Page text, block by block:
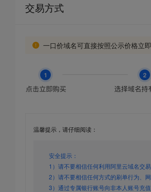
交易方式
一口价域名可直接按照公示价格立
温馨提示，请仔细阅读：
安全提示：
1）请不要相信任何利用阿里云域名交
2）请不要相信任何方式的刷单行为、
3）通过专属银行账号向非本人账号充